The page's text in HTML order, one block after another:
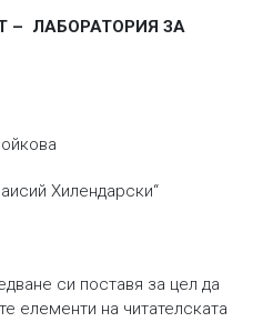
– ЛАБОРАТОРИЯ ЗА
Хилендарски“
си поставя за цел да
елементи на читателската